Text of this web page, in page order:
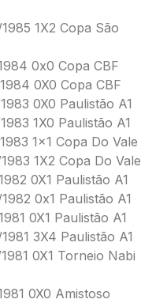
1X2 Copa São
0x0 Copa CBF
0X0 Copa CBF
0X0 Paulistão A1
1X0 Paulistão A1
1×1 Copa Do Vale
1X2 Copa Do Vale
0X1 Paulistão A1
0x1 Paulistão A1
0X1 Paulistão A1
3X4 Paulistão A1
0X1 Torneio Nabi
0X0 Amistoso